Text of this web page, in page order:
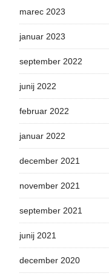
marec 2023
januar 2023
september 2022
junij 2022
februar 2022
januar 2022
december 2021
november 2021
september 2021
junij 2021
december 2020